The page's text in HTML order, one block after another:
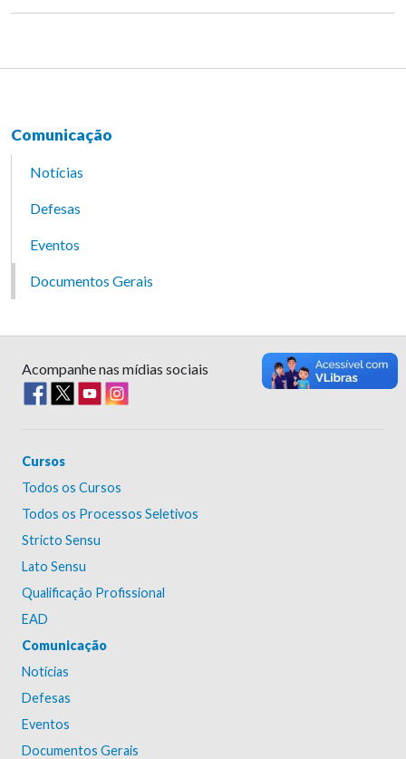
Comunicação
Notícias
Defesas
Eventos
Documentos Gerais
Acompanhe nas mídias sociais
Cursos
Todos os Cursos
Todos os Processos Seletivos
Stricto Sensu
Lato Sensu
Qualificação Profissional
EAD
Comunicação
Notícias
Defesas
Eventos
Documentos Gerais